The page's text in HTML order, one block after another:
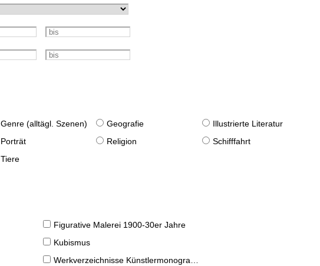
Genre (alltägl. Szenen) Geografie
Illustrierte Literatur
Porträt Religion
Schifffahrt
Tiere
Figurative Malerei 1900-30er Jahre
Kubismus
Werkverzeichnisse Künstlermonographien